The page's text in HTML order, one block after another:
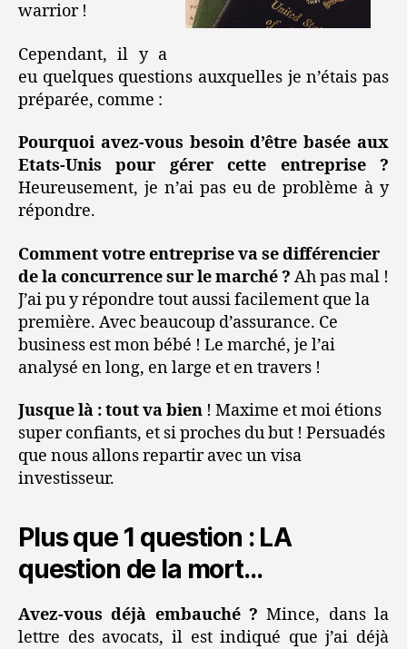
warrior !
Cependant, il y a
eu quelques questions auxquelles je n’étais pas
préparée, comme :
Pourquoi avez-vous besoin d’être basée aux
Etats-Unis pour gérer cette entreprise ?
Heureusement, je n’ai pas eu de problème à y
répondre.
Comment votre entreprise va se différencier
de la concurrence sur le marché ? Ah pas mal !
J’ai pu y répondre tout aussi facilement que la
première. Avec beaucoup d’assurance. Ce
business est mon bébé ! Le marché, je l’ai
analysé en long, en large et en travers !
Jusque là : tout va bien ! Maxime et moi étions
super confiants, et si proches du but ! Persuadés
que nous allons repartir avec un visa
investisseur.
Plus que 1 question : LA
question de la mort…
Avez-vous déjà embauché ? Mince, dans la
lettre des avocats, il est indiqué que j’ai déjà